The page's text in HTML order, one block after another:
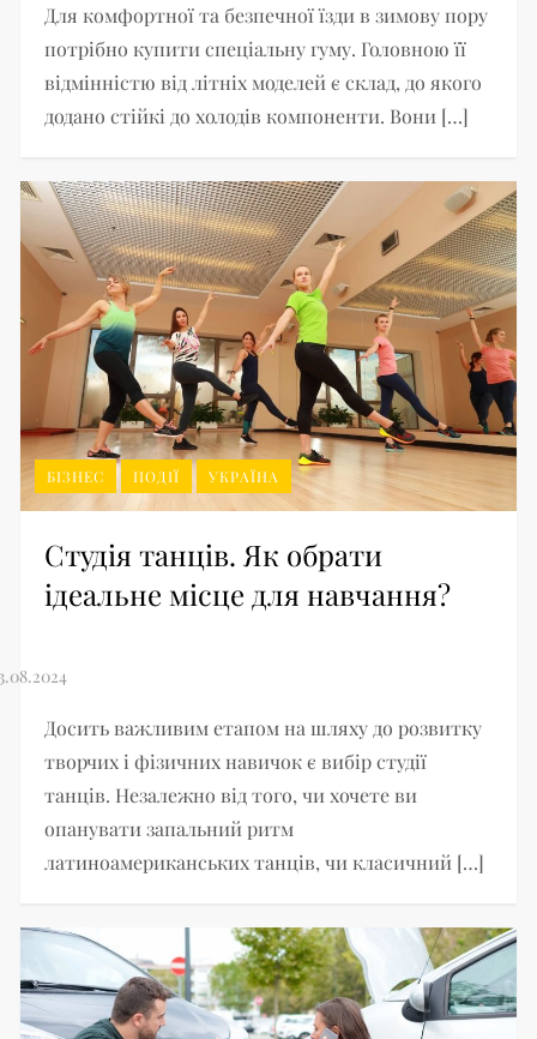
Для комфортної та безпечної їзди в зимову пору
потрібно купити спеціальну гуму. Головною її
відмінністю від літніх моделей є склад, до якого
додано стійкі до холодів компоненти. Вони […]
БІЗНЕС ПОДІЇ УКРАЇНА
Студія танців. Як обрати
ідеальне місце для навчання?
Досить важливим етапом на шляху до розвитку
творчих і фізичних навичок є вибір студії
танців. Незалежно від того, чи хочете ви
опанувати запальний ритм
латиноамериканських танців, чи класичний […]